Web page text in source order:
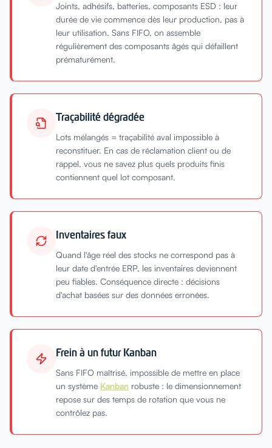
Joints, adhésifs, batteries, composants ESD : leur
durée de vie commence dès leur production, pas à
leur utilisation. Sans FIFO, on assemble
régulièrement des composants âgés qui défaillent
prématurément.
Traçabilité dégradée
Lots mélangés = traçabilité aval impossible à
reconstituer. En cas de réclamation client ou de
rappel, vous ne savez plus quels produits finis
contiennent quel lot composant.
Inventaires faux
Quand l'âge réel des stocks ne correspond pas à
leur date d'entrée ERP, les inventaires deviennent
peu fiables. Conséquence directe : décisions
d'achat basées sur des données erronées.
Frein à un futur Kanban
Sans FIFO maîtrisé, impossible de mettre en place
un système Kanban robuste : le dimensionnement
repose sur des temps de rotation que vous ne
contrôlez pas.